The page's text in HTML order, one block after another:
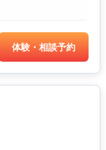
体験・相談予約